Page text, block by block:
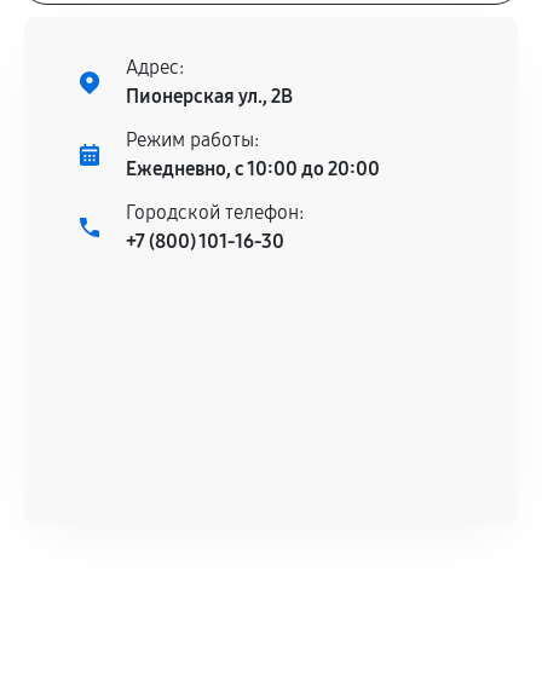
Адрес:
Пионерская ул., 2В
Режим работы:
Ежедневно, с 10:00 до 20:00
Городской телефон:
+7 (800) 101-16-30